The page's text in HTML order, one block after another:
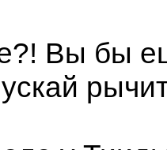
Вы бы